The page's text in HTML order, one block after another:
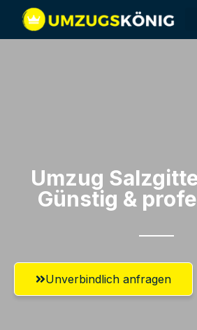
Umzug
Günstig &
Unverbindlich anfragen